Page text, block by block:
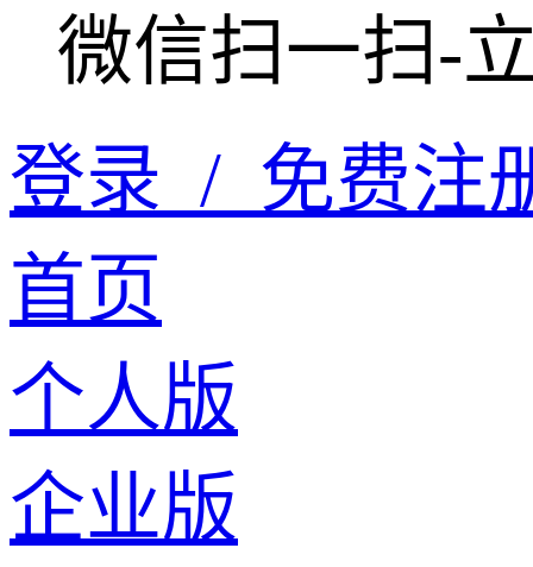
微信扫一扫-
登录 / 免费注
首页
个人版
企业版